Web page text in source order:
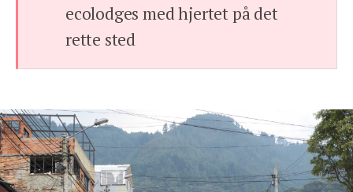
ecolodges med hjertet på det
rette sted